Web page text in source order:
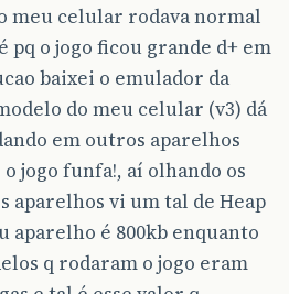
meu celular rodava normal
pq o jogo ficou grande d+ em
baixei o emulador da
do meu celular (v3) dá
em outros aparelhos
jogo funfa!, aí olhando os
aparelhos vi um tal de Heap
aparelho é 800kb enquanto
q rodaram o jogo eram